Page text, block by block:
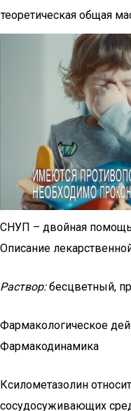
теоретическая общая
СНУП – двойная
Описание
Раствор:бесцветный,
Фармакологическое
Фармакодинамика
Ксилометазолин
сосудосуживающих